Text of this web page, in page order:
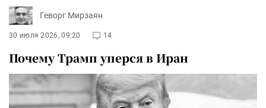
Геворг Мирзаян
30 июля 2026, 09:20 14
Почему Трамп уперся в Иран